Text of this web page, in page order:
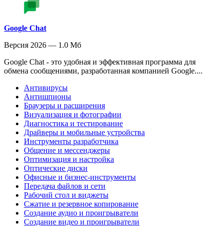
Google Chat
Версия 2026 — 1.0 Мб
Google Chat - это удобная и эффективная программа для
обмена сообщениями, разработанная компанией Google....
Антивирусы
Антишпионы
Браузеры и расширения
Визуализация и фотографии
Диагностика и тестирование
Драйверы и мобильные устройства
Инструменты разработчика
Общение и мессенджеры
Оптимизация и настройка
Оптические диски
Офисные и бизнес-инструменты
Передача файлов и сети
Рабочий стол и виджеты
Сжатие и резервное копирование
Создание аудио и проигрыватели
Создание видео и проигрыватели